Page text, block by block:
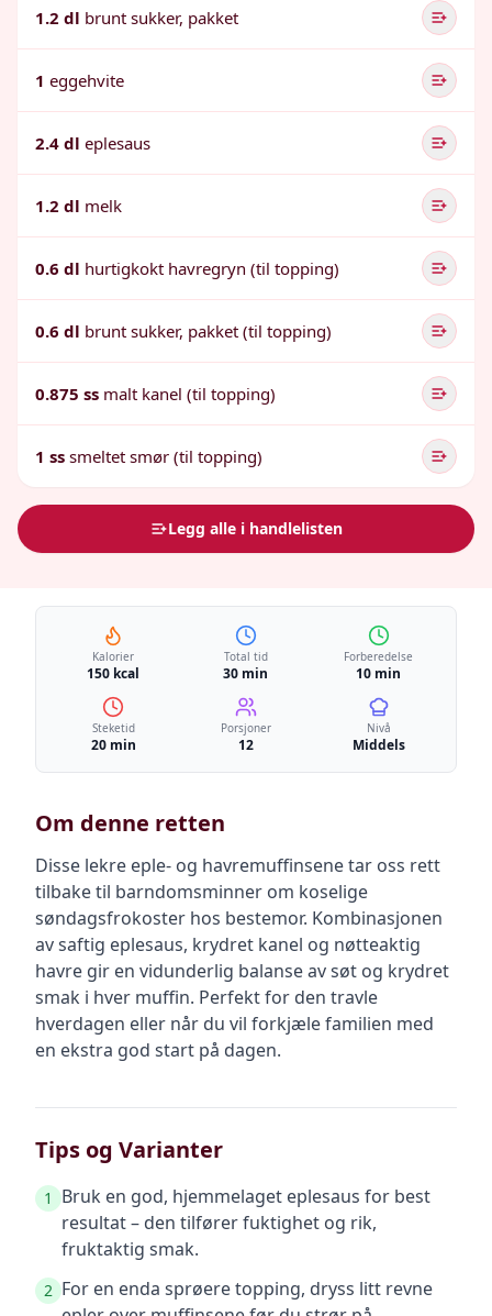
1.2 dl brunt sukker, pakket
1 eggehvite
2.4 dl eplesaus
1.2 dl melk
0.6 dl hurtigkokt havregryn (til topping)
0.6 dl brunt sukker, pakket (til topping)
0.875 ss malt kanel (til topping)
1 ss smeltet smør (til topping)
Legg alle i handlelisten
Kalorier
150 kcal
Total tid
30 min
Forberedelse
10 min
Steketid
20 min
Porsjoner
12
Nivå
Middels
Om denne retten
Disse lekre eple- og havremuffinsene tar oss rett
tilbake til barndomsminner om koselige
søndagsfrokoster hos bestemor. Kombinasjonen
av saftig eplesaus, krydret kanel og nøtteaktig
havre gir en vidunderlig balanse av søt og krydret
smak i hver muffin. Perfekt for den travle
hverdagen eller når du vil forkjæle familien med
en ekstra god start på dagen.
Tips og Varianter
1
Bruk en god, hjemmelaget eplesaus for best
resultat – den tilfører fuktighet og rik,
fruktaktig smak.
2 For en enda sprøere topping, dryss litt revne